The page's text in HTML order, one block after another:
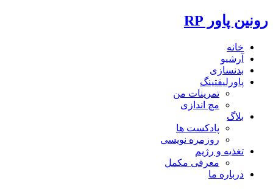
رونین پاور RP
خانه
آرشیو
بدنسازی
پاورلیفتینگ
تمرینات من
مچ اندازی
بلاگ
پادکست ها
روزمره نویسی
تغذیه و رژیم
معرفی مکمل
درباره ما